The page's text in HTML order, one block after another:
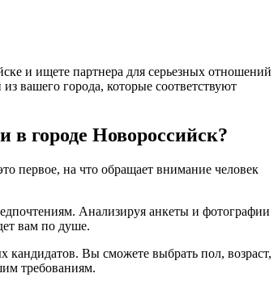
и ищете партнера для серьезных отношений
вашего города, которые соответствуют
городе Новороссийск?
первое, на что обращает внимание человек
Анализируя анкеты и фотографии
вам по душе.
кандидатов. Вы сможете выбрать пол, возраст,
требованиям.